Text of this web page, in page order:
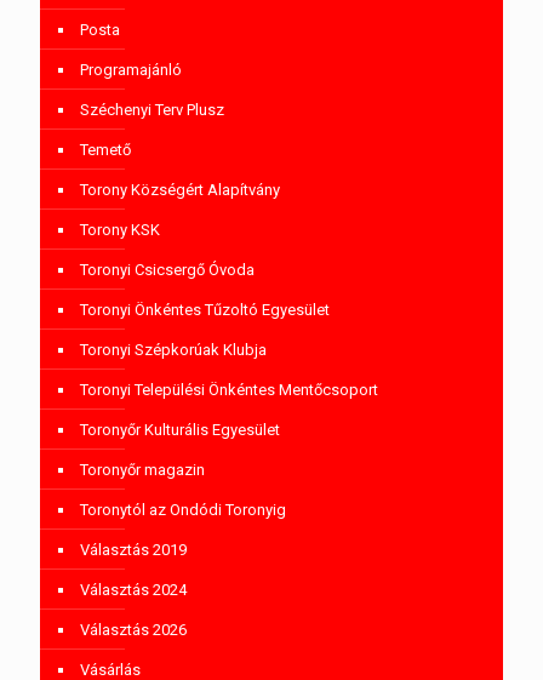
Posta
Programajánló
Széchenyi Terv Plusz
Temető
Torony Községért Alapítvány
Torony KSK
Toronyi Csicsergő Óvoda
Toronyi Önkéntes Tűzoltó Egyesület
Toronyi Szépkorúak Klubja
Toronyi Települési Önkéntes Mentőcsoport
Toronyőr Kulturális Egyesület
Toronyőr magazin
Toronytól az Ondódi Toronyig
Választás 2019
Választás 2024
Választás 2026
Vásárlás